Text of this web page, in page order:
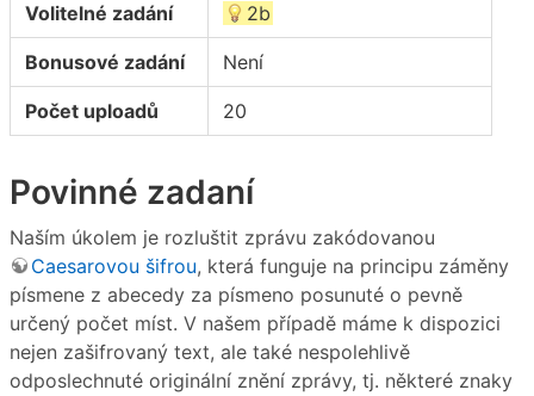
Volitelné zadání 2b
Bonusové zadání Není
Počet uploadů 20
Povinné zadaní
Naším úkolem je rozluštit zprávu zakódovanou
Caesarovou šifrou, která funguje na principu záměny
písmene z abecedy za písmeno posunuté o pevně
určený počet míst. V našem případě máme k dispozici
nejen zašifrovaný text, ale také nespolehlivě
odposlechnuté originální znění zprávy, tj. některé znaky